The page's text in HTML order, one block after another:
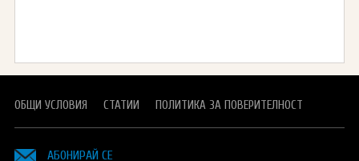
ОБЩИ УСЛОВИЯ СТАТИИ ПОЛИТИКА ЗА ПОВЕРИТЕЛНОСТ
АБОНИРАЙ СЕ